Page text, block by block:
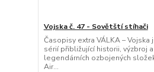
Vojska č. 47 - Sovětští stíhači
Časopisy extra VÁLKA –
sérií přibližující historii, výzbroj
legendárních ozbojených
Air...